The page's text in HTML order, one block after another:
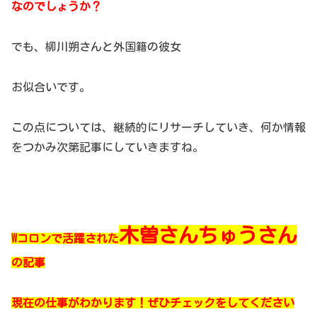
なのでしょうか？
でも、柳川朔さんと外国籍の彼女
お似合いです。
この点については、継続的にリサーチしていき、何か情報
をつかみ次第記事にしていきますね。
Wコロンで活躍された木曽さんちゅうさん
の記事
現在の仕事がわかります！ぜひチェックをしてください